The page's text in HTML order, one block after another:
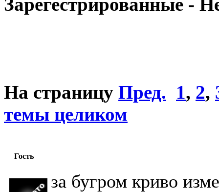
На страницу Пред. 1, 2,
темы целиком
Гость
за бугром криво